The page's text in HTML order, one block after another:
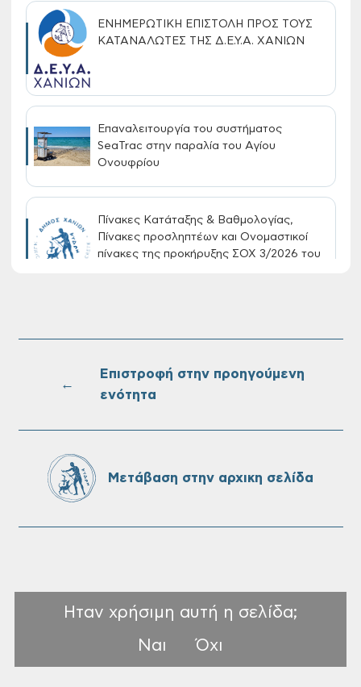
ΕΝΗΜΕΡΩΤΙΚΗ ΕΠΙΣΤΟΛΗ ΠΡΟΣ ΤΟΥΣ
ΚΑΤΑΝΑΛΩΤΕΣ ΤΗΣ Δ.Ε.Υ.Α. ΧΑΝΙΩΝ
Επαναλειτουργία του συστήματος
SeaTrac στην παραλία του Αγίου
Ονουφρίου
Πίνακες Κατάταξης & Βαθμολογίας,
Πίνακες προσληπτέων και Ονομαστικοί
πίνακες της προκήρυξης ΣΟΧ 3/2026 του
χρόνου σε υπηρεσίες καθαρισμού
σχολικών μονάδων
06/08 οι αιτήσεις
←
Επιστροφή στην προηγούμενη
ενότητα
Μετάβαση στην αρχικη σελίδα
Ηταν χρήσιμη αυτή η σελίδα;
Ναι
Όχι